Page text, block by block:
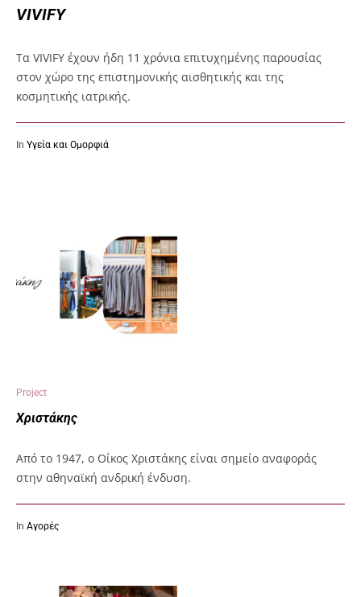
VIVIFY
Τα VIVIFY έχουν ήδη 11 χρόνια επιτυχημένης παρουσίας
στον χώρο της επιστημονικής αισθητικής και της
κοσμητικής ιατρικής.
In Υγεία και Ομορφιά
Project
Χριστάκης
Από το 1947, ο Οίκος Χριστάκης είναι σημείο αναφοράς
στην αθηναϊκή ανδρική ένδυση.
In Αγορές